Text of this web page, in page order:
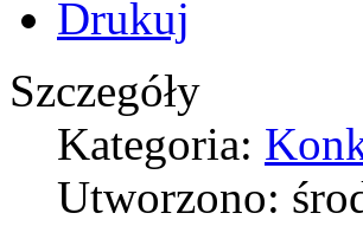
Szczegóły
Kategoria:
Utworzono: